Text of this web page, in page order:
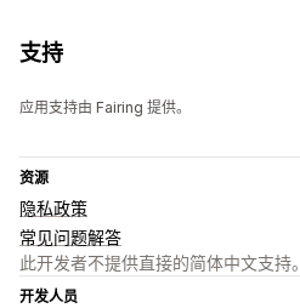
支持
应用支持由 Fairing 提供。
资源
隐私政策
常见问题解答
此开发者不提供直接的简体中文支持。
开发人员